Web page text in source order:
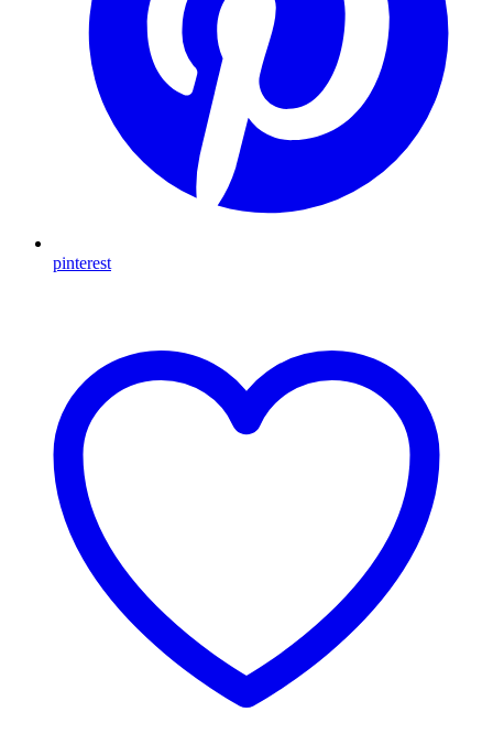
pinterest